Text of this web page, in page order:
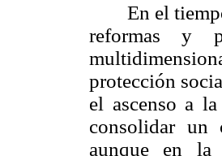
En el
reformas y
protección
el ascenso a
consolidar un
aunque en la